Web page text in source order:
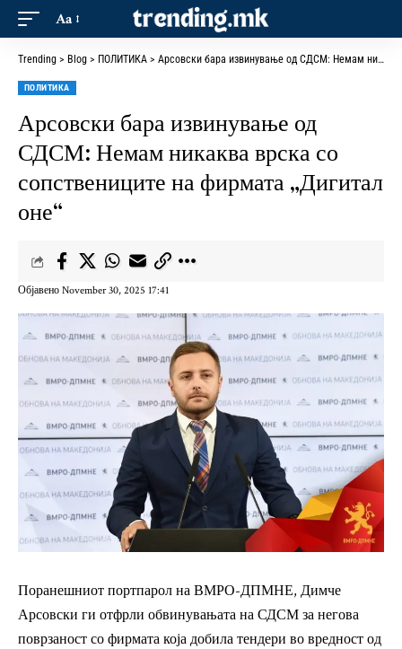
Aa
Trending > Blog > ПОЛИТИКА > Арсовски бара извинување од СДСМ: Немам никаква врска со сопствениците на фирмата „Дигитал оне“
ПОЛИТИКА
Арсовски бара извинување од
СДСМ: Немам никаква врска со
сопствениците на фирмата „Дигитал
оне“
Објавено November 30, 2025 17:41
Поранешниот портпарол на ВМРО-ДПМНЕ, Димче
Арсовски ги отфрли обвинувањата на СДСМ за негова
поврзаност со фирмата која добила тендери во вредност од